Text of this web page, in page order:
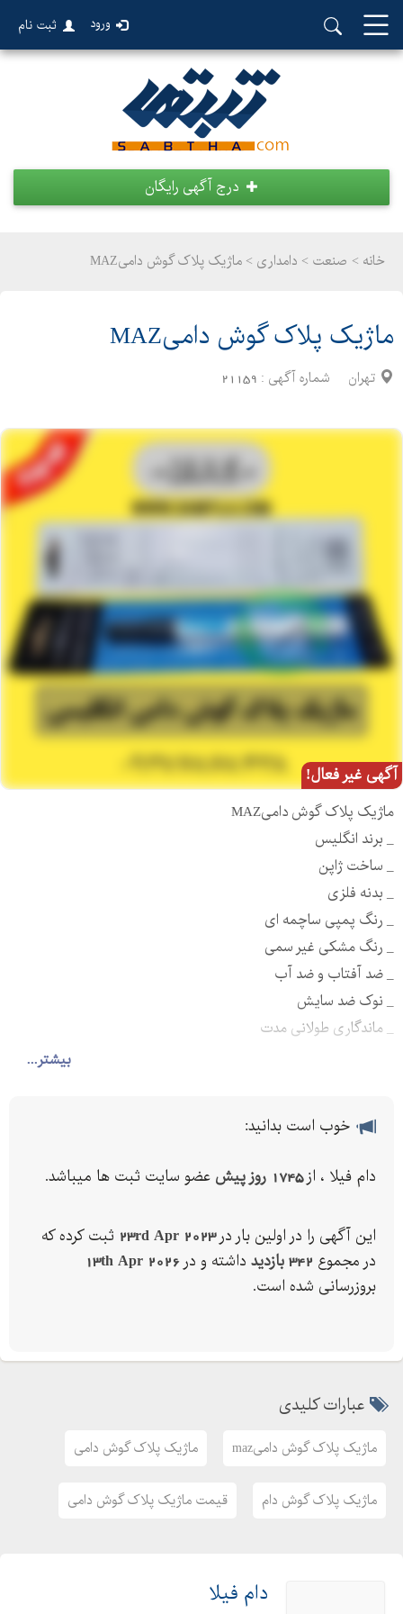
ورود ثبت نام
درج آگهی رایگان
خانه > صنعت > دامداری > ماژیک پلاک گوش دامیMAZ
ماژیک پلاک گوش دامیMAZ
تهران شماره آگهی : 21159
آگهی غیر فعال!
بیشتر...
ماژیک پلاک گوش دامیMAZ
_ برند انگلیس
_ ساخت ژاپن
_ بدنه فلزی
_ رنگ پمپی ساچمه ای
_ رنگ مشکی غیر سمی
_ ضد آفتاب و ضد آب
_ نوک ضد سایش
_ ماندگاری طولانی مدت
خوب است بدانید:
دام فیلا ، از1745 روز پیش عضو سایت ثبت ها میباشد.
این آگهی را در اولین بار در23rd Apr 2023 ثبت کرده که
در مجموع 342 بازدید داشته و در 13th Apr 2026
بروزرسانی شده است.
عبارات کلیدی
ماژیک پلاک گوش دامیmaz ماژیک پلاک گوش دامی
ماژیک پلاک گوش دام قیمت ماژیک پلاک گوش دامی
دام فیلا